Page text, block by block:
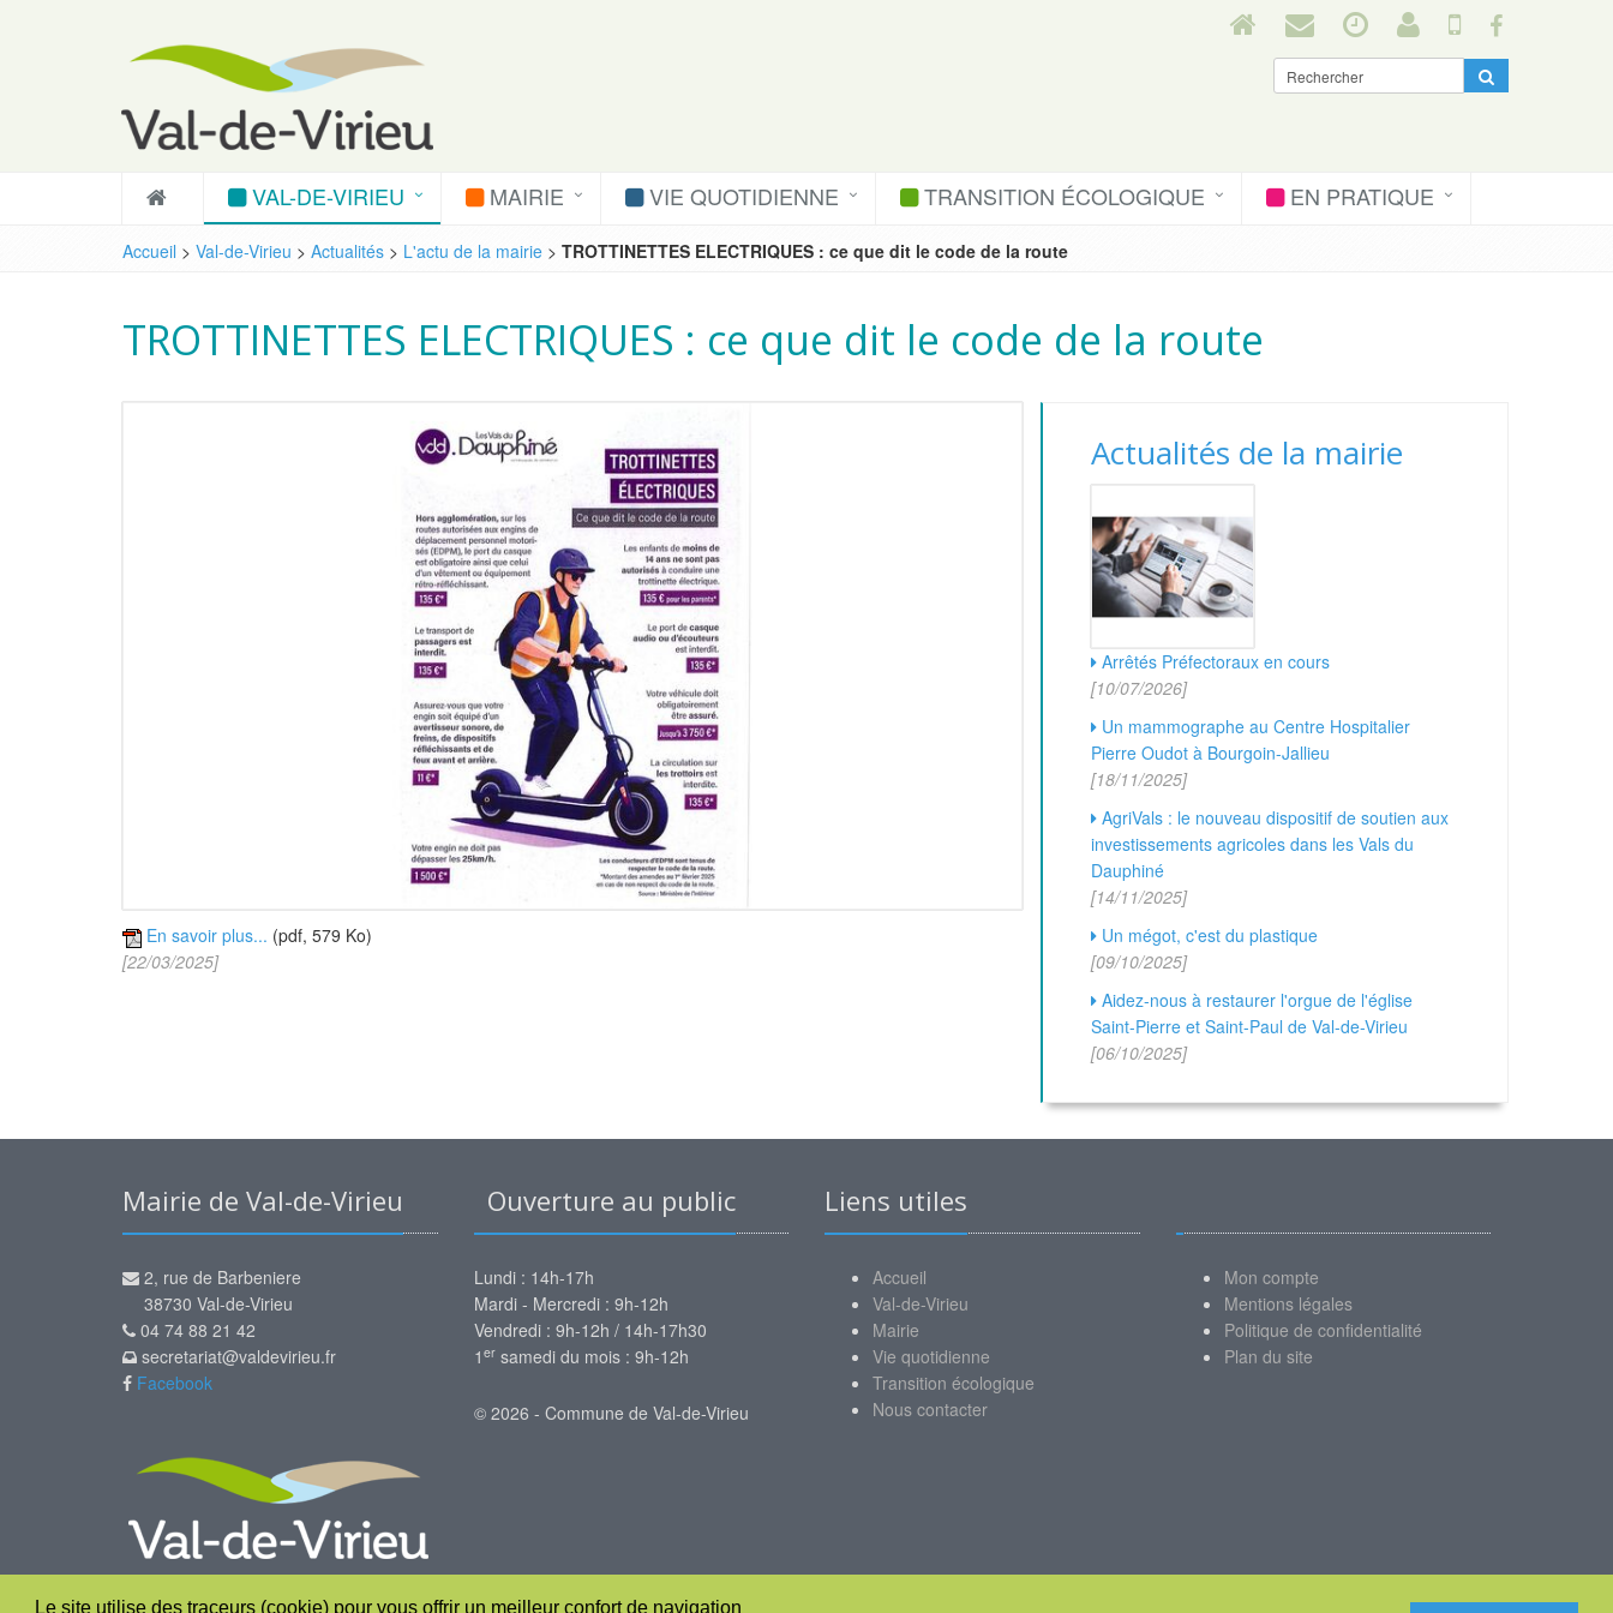
Le site utilise des traceurs (cookie) pour vous offrir un meilleur confort de navigation
VAL-DE-VIRIEU MAIRIE VIE QUOTIDIENNE TRANSITION ÉCOLOGIQUE EN PRATIQUE
Accueil > Val-de-Virieu > Actualités > L'actu de la mairie > TROTTINETTES ELECTRIQUES : ce que dit le code de la route
TROTTINETTES ELECTRIQUES : ce que dit le code de la route
En savoir plus... (pdf, 579 Ko)
[22/03/2025]
Actualités de la mairie
Arrêtés Préfectoraux en cours
[10/07/2026]
Un mammographe au Centre Hospitalier
Pierre Oudot à Bourgoin-Jallieu
[18/11/2025]
AgriVals : le nouveau dispositif de soutien aux
investissements agricoles dans les Vals du
Dauphiné
[14/11/2025]
Un mégot, c'est du plastique
[09/10/2025]
Aidez-nous à restaurer l'orgue de l'église
Saint-Pierre et Saint-Paul de Val-de-Virieu
[06/10/2025]
Mairie de Val-de-Virieu
2, rue de Barbeniere
38730 Val-de-Virieu
04 74 88 21 42
secretariat@valdevirieu.fr
Facebook
Ouverture au public
Lundi : 14h-17h
Mardi - Mercredi : 9h-12h
Vendredi : 9h-12h / 14h-17h30
1 ersamedi du mois : 9h-12h
© 2026 - Commune de Val-de-Virieu
Liens utiles
Accueil
Val-de-Virieu
Mairie
Vie quotidienne
Transition écologique
Nous contacter
Mon compte
Mentions légales
Politique de confidentialité
Plan du site